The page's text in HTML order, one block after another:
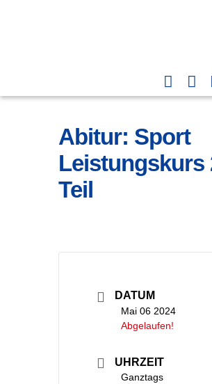
Abitur: Sport
Leistungskurs
Teil
DATUM
Mai 06 2024
Abgelaufen!
UHRZEIT
Ganztags